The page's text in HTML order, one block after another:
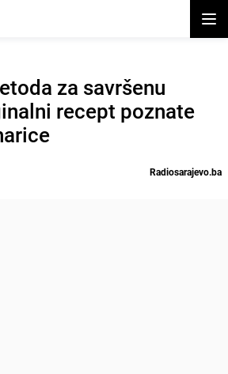
za savršenu
recept poznate
Radiosarajevo.ba